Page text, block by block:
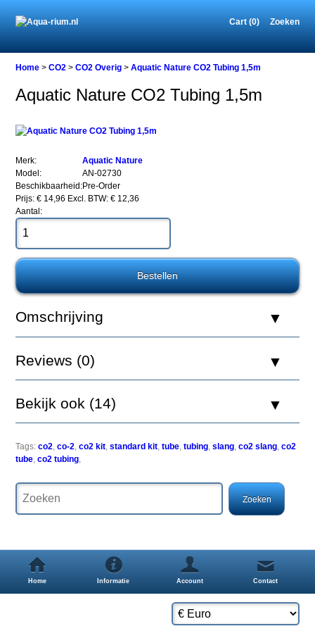
Cart (0) Zoeken
Home
CO2
Nature
CO2
Tubing
1,5m
Aquatic
CO2
Professional
en
kit
mogen
tubing
van
Aquatic
Nature
Home >CO2 >CO2 Overig >Aquatic Nature CO2 Tubing 1,5m
Aquatic Nature CO2 Tubing 1,5m
Merk:
Aquatic Nature
Model:
AN-02730
Beschikbaarheid:Pre-Order
Prijs: € 14,96 Excl. BTW: € 12,36
Aantal:
Omschrijving
Reviews (0)
Bekijk ook (14)
Tags: co2,co-2,co2 kit,standard kit,tube,tubing,slang,co2 slang,co2
tube,co2 tubing,
Home Informatie Account Contact